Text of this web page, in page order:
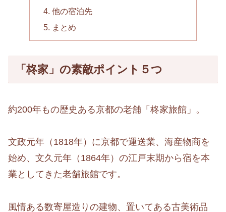
他の宿泊先
まとめ
「柊家」の素敵ポイント５つ
約200年もの歴史ある京都の老舗「柊家旅館」。
文政元年（1818年）に京都で運送業、海産物商を
始め、文久元年（1864年）の江戸末期から宿を本
業としてきた老舗旅館です。
風情ある数寄屋造りの建物、置いてある古美術品